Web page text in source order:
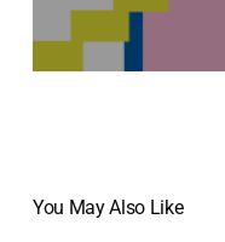
You May Also Like